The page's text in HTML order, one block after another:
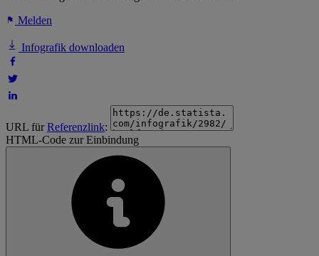
Melden
Infografik downloaden
URL fürReferenzlink:
HTML-Code zur Einbindung